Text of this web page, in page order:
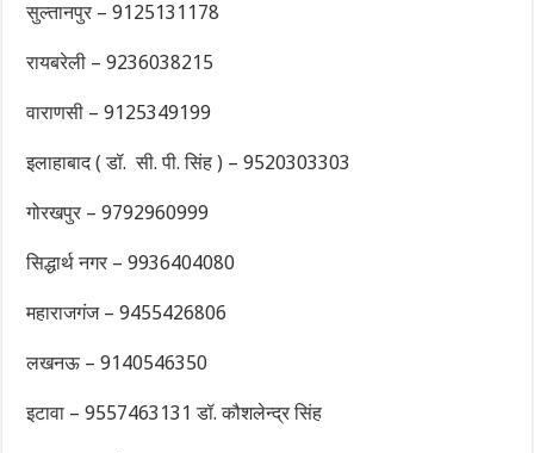
सुल्तानपुर – 9125131178
रायबरेली – 9236038215
वाराणसी – 9125349199
इलाहाबाद ( डॉ. सी. पी. सिंह ) – 9520303303
गोरखपुर – 9792960999
सिद्धार्थ नगर – 9936404080
महाराजगंज – 9455426806
लखनऊ – 9140546350
इटावा – 9557463131 डॉ. कौशलेन्द्र सिंह